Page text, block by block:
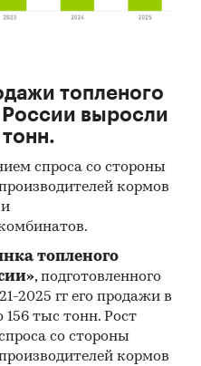
топленого
выросли
спроса со стороны
кормов
топленого
, подготовленного
2025 гг его продажи в
156 тыс тонн. Рост
со стороны
кормов